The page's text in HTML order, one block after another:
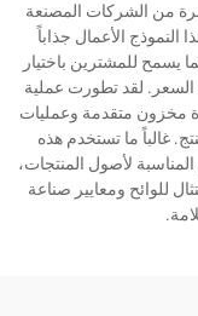
من الشركات المصنعة
الأعمال جذاباً
للمشترين باختيار
السعر. لقد تطورت عملية
مخزون متقدمة وعمليات
غالباً ما تستخدم هذه
لأصول المنتجات،
للوائح ومعايير صناعة